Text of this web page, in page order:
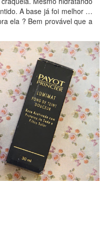
A base já foi melhor …
ela ? Bem provável que a